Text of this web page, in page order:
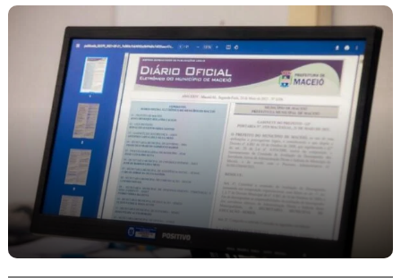
Redação